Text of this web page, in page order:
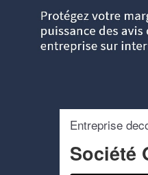
Entreprise
Société